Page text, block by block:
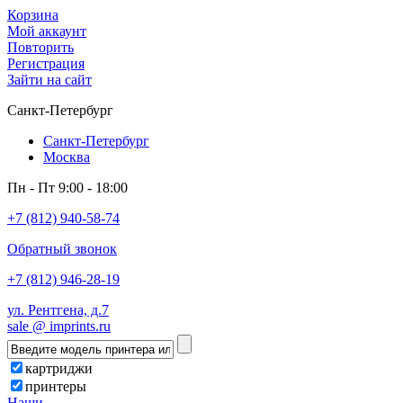
Корзина
Мой аккаунт
Повторить
Регистрация
Зайти на сайт
Санкт-Петербург
Санкт-Петербург
Москва
Пн - Пт 9:00 - 18:00
+7 (812) 940-58-74
Обратный звонок
+7 (812) 946-28-19
ул. Рентгена, д.7
sale @ imprints.ru
картриджи
принтеры